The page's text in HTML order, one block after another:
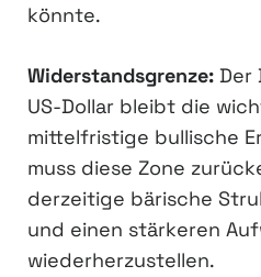
könnte.
Widerstandsgrenze: Der
US-Dollar bleibt die
mittelfristige bullische
muss diese Zone
derzeitige bärische
und einen stärkeren
wiederherzustellen.